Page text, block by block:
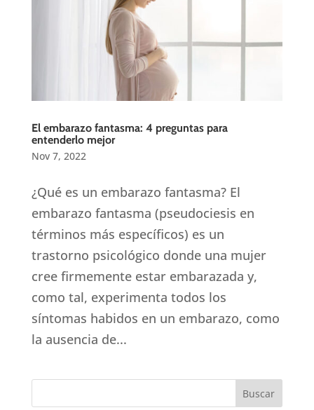
El embarazo fantasma: 4 preguntas para
entenderlo mejor
Nov 7, 2022
¿Qué es un embarazo fantasma? El
embarazo fantasma (pseudociesis en
términos más específicos) es un
trastorno psicológico donde una mujer
cree firmemente estar embarazada y,
como tal, experimenta todos los
síntomas habidos en un embarazo, como
la ausencia de...